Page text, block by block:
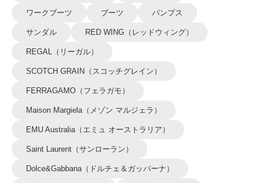
ワークブーツ ブーツ パンプス
サンダル RED WING（レッドウィング）
REGAL（リーガル）
SCOTCH GRAIN（スコッチグレイン）
FERRAGAMO（フェラガモ）
Maison Margiela（メゾン マルジェラ）
EMU Australia（エミュ オーストラリア）
Saint Laurent（サンローラン）
Dolce&Gabbana（ドルチェ＆ガッバーナ）